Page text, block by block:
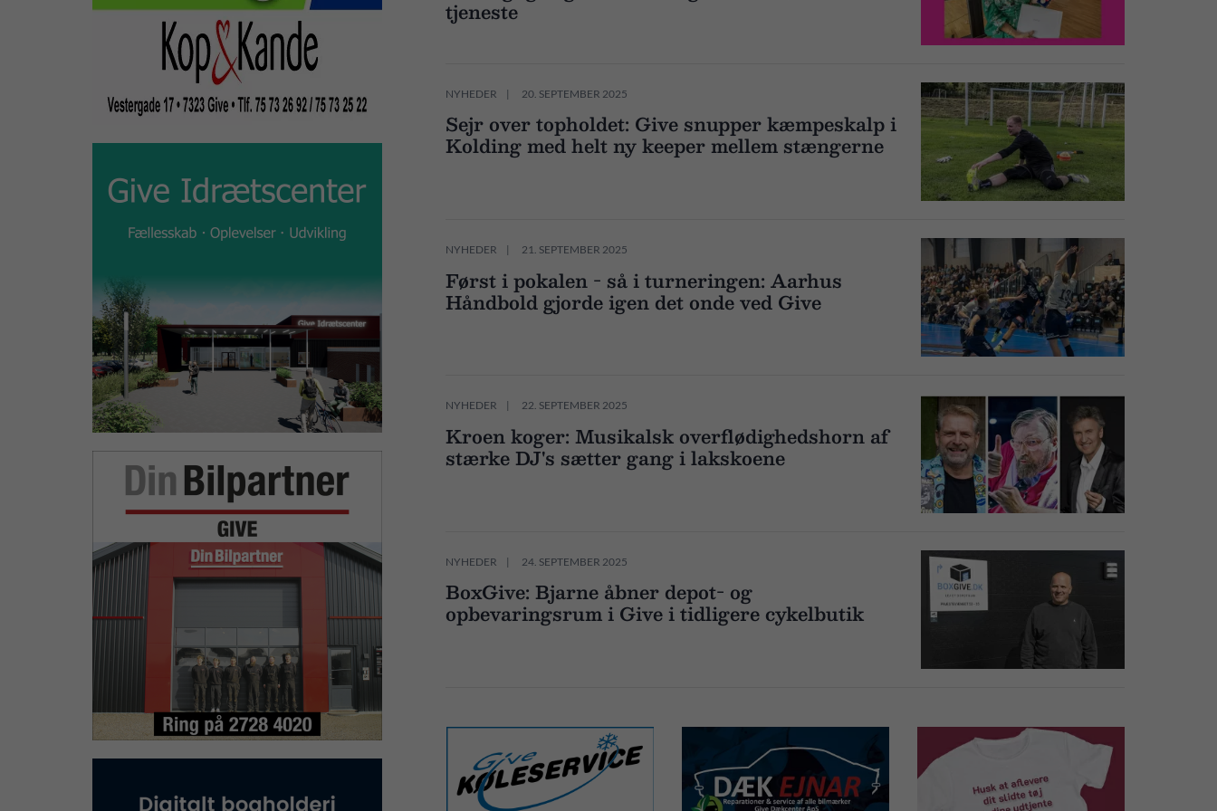
tjeneste
NYHEDER 20. SEPTEMBER 2025
Sejr over topholdet: Give snupper kæmpeskalp i
Kolding med helt ny keeper mellem stængerne
NYHEDER 21. SEPTEMBER 2025
Først i pokalen - så i turneringen: Aarhus
Håndbold gjorde igen det onde ved Give
NYHEDER 22. SEPTEMBER 2025
Kroen koger: Musikalsk overflødighedshorn af
stærke DJ's sætter gang i lakskoene
NYHEDER 24. SEPTEMBER 2025
BoxGive: Bjarne åbner depot- og
opbevaringsrum i Give i tidligere cykelbutik